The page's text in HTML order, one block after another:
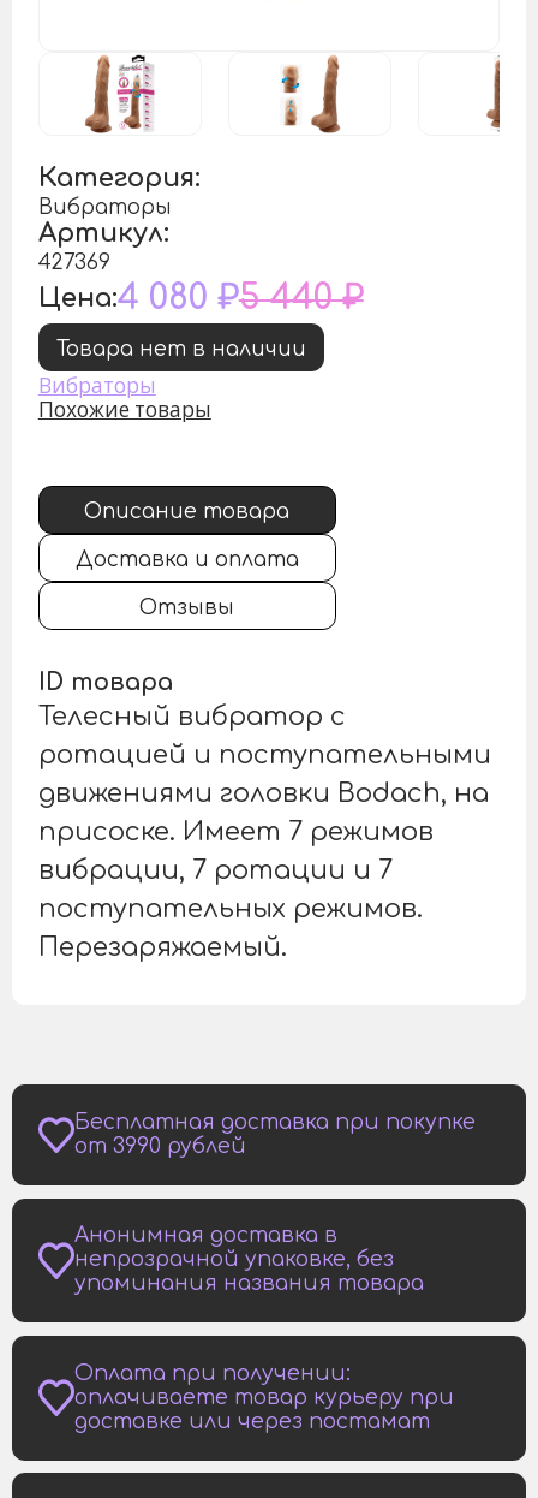
Категория:
Вибраторы
Артикул:
427369
Цена:4 080 ₽5 440 ₽
Товара нет в наличии
Вибраторы
Похожие товары
Описание товара
Доставка и оплата
Отзывы
ID товара
Телесный вибратор с
ротацией и поступательными
движениями головки Bodach, на
присоске. Имеет 7 режимов
вибрации, 7 ротации и 7
поступательных режимов.
Перезаряжаемый.
Бесплатная доставка при покупке
от 3990 рублей
Анонимная доставка в
непрозрачной упаковке, без
упоминания названия товара
Оплата при получении:
оплачиваете товар курьеру при
доставке или через постамат